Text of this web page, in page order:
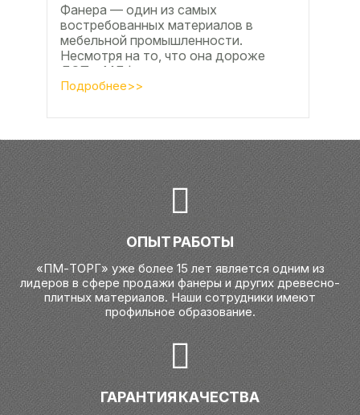
Фанера — один из самых
востребованных материалов в
мебельной промышленности.
Несмотря на то, что она дороже
ДСП и МДФ , ее очень часто
используют для изготовления...
Подробнее>>
ОПЫТ РАБОТЫ
«ПМ-ТОРГ» уже более 15 лет является одним из
лидеров в сфере продажи фанеры и других древесно-
плитных материалов. Наши сотрудники имеют
профильное образование.
ГАРАНТИЯ КАЧЕСТВА